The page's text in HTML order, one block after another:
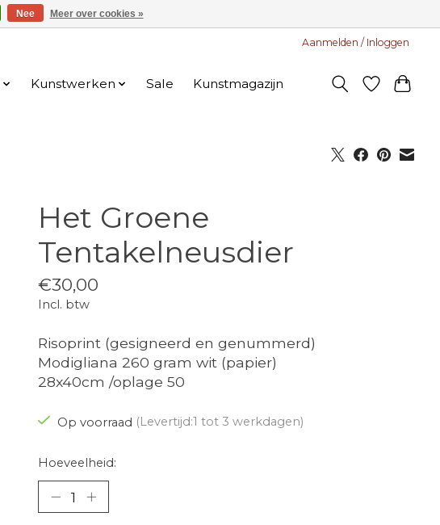
Aanmelden / Inloggen
Kunstwerken Sale Kunstmagazijn
Het Groene
Tentakelneusdier
€30,00
Incl. btw
Risoprint (gesigneerd en genummerd)
Modigliana 260 gram wit (papier)
28x40cm /oplage 50
Op voorraad (Levertijd:1 tot 3 werkdagen)
Hoeveelheid:
Nee Meer over cookies »